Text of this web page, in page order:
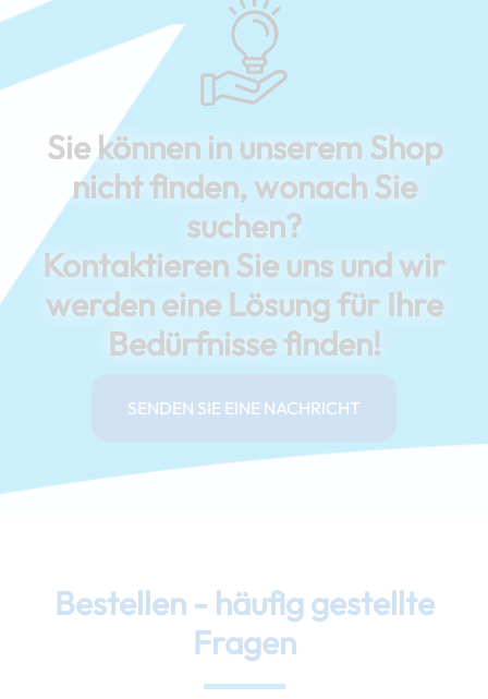
Sie können in unserem Shop
nicht finden, wonach Sie
suchen?
Kontaktieren Sie uns und wir
werden eine Lösung für Ihre
Bedürfnisse finden!
SENDEN SIE EINE NACHRICHT
Bestellen - häufig gestellte
Fragen